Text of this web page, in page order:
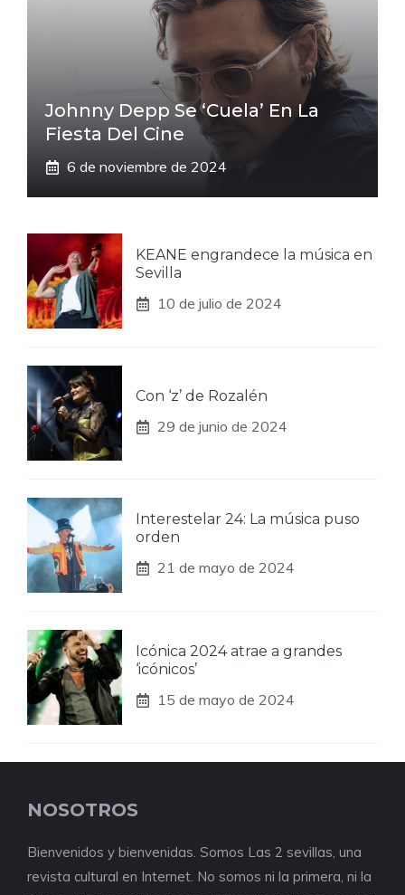
Johnny Depp Se ‘cuela’ En La
Fiesta Del Cine
6 de noviembre de 2024
KEANE engrandece la música en
Sevilla
10 de julio de 2024
Con ‘z’ de Rozalén
29 de junio de 2024
Interestelar 24: La música puso
orden
21 de mayo de 2024
Icónica 2024 atrae a grandes
‘icónicos’
15 de mayo de 2024
NOSOTROS
Bienvenidos y bienvenidas. Somos Las 2 sevillas, una
revista cultural en Internet. No somos ni la primera, ni la